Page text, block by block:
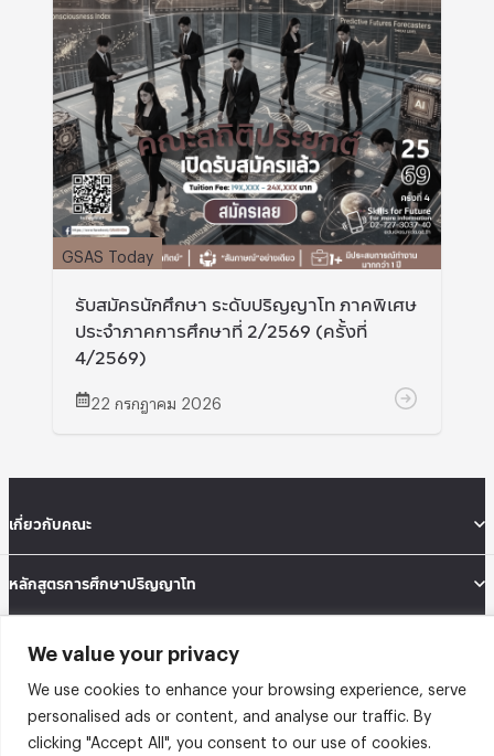
We value your privacy
We use cookies to enhance your browsing experience, serve
personalised ads or content, and analyse our traffic. By
clicking "Accept All", you consent to our use of cookies.
GSAS Today
รับสมัครนักศึกษา ระดับปริญญาโท ภาคพิเศษ
ประจำภาคการศึกษาที่ 2/2569 (ครั้งที่
4/2569)
22 กรกฎาคม 2026
เกี่ยวกับคณะ
หลักสูตรการศึกษาปริญญาโท
หลักสูตรการศึกษาปริญญาเอก (นานาชาติ)